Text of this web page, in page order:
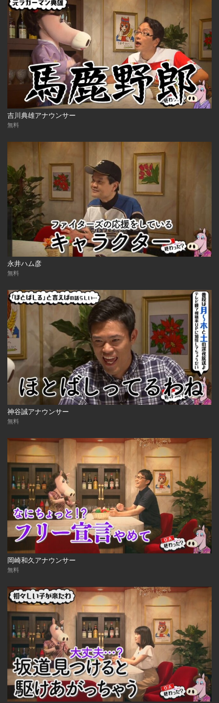
吉川典雄アナウンサー
無料
永井ハム彦
無料
神谷誠アナウンサー
無料
岡崎和久アナウンサー
無料